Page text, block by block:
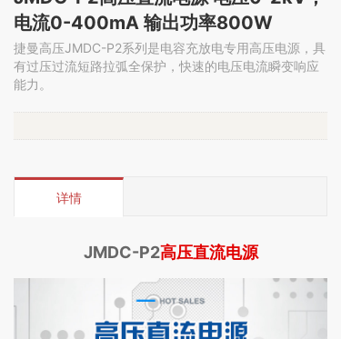
电流0-400mA 输出功率800W
捷曼高压JMDC-P2系列是电容充放电专用高压电源，具
有过压过流短路拉弧全保护，快速的电压电流瞬变响应
能力。
详情
JMDC-P2高压直流电源